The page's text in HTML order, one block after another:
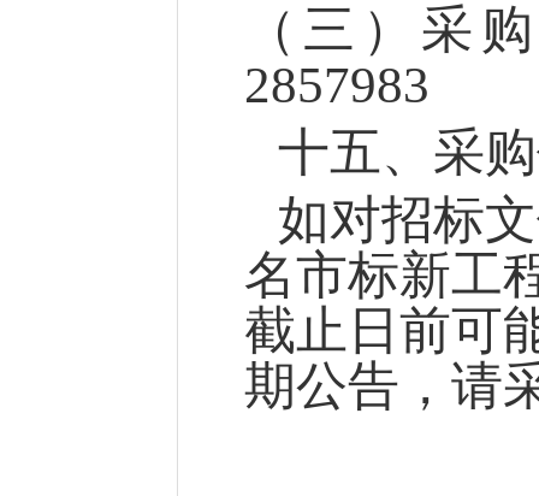
（三）采
2857983
十五、采
如对招标
名市标新工
截止日前可
期公告，请